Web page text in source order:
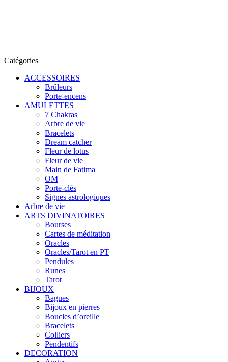
Catégories
ACCESSOIRES
Brûleurs
Porte-encens
AMULETTES
7 Chakras
Arbre de vie
Bracelets
Dream catcher
Fleur de lotus
Fleur de vie
Main de Fatima
OM
Porte-clés
Signes astrologiques
Arbre de vie
ARTS DIVINATOIRES
Bourses
Cartes de méditation
Oracles
Oracles/Tarot en PT
Pendules
Runes
Tarot
BIJOUX
Bagues
Bijoux en pierres
Boucles d’oreille
Bracelets
Colliers
Pendentifs
DECORATION